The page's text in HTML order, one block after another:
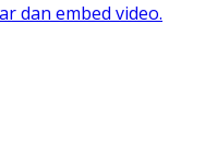
dan embed video.